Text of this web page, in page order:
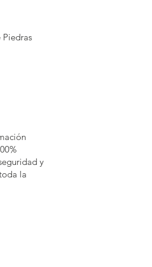
y
la